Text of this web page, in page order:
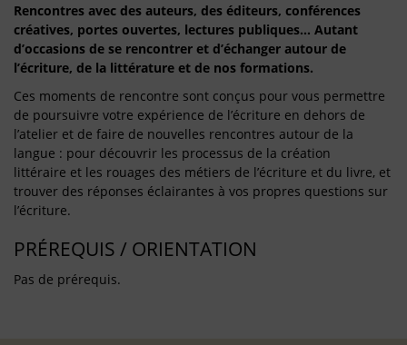
Rencontres avec des auteurs, des éditeurs, conférences
créatives, portes ouvertes, lectures publiques… Autant
d’occasions de se rencontrer et d’échanger autour de
l’écriture, de la littérature et de nos formations.
Ces moments de rencontre sont conçus pour vous permettre
de poursuivre votre expérience de l’écriture en dehors de
l’atelier et de faire de nouvelles rencontres autour de la
langue : pour découvrir les processus de la création
littéraire et les rouages des métiers de l’écriture et du livre, et
trouver des réponses éclairantes à vos propres questions sur
l’écriture.
PRÉREQUIS / ORIENTATION
Pas de prérequis.